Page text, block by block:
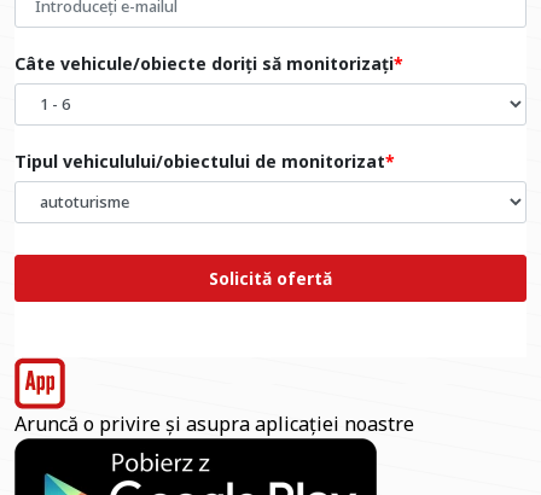
Câte vehicule/obiecte doriți să monitorizați
Tipul vehiculului/obiectului de monitorizat
Solicită ofertă
Aruncă o privire și asupra aplicației noastre